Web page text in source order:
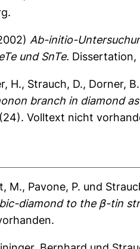
Ab-initio-
und SnTe. Dissertation,
H., Strauch, D., Dorner, B.
branch in diamond
Volltext nicht
M., Pavone, P. und
diamond to the β-tin